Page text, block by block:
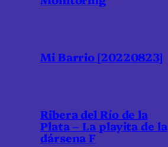
Mi Barrio [20220823]
Ribera del Río de la
Plata – La playita de la
dársena F